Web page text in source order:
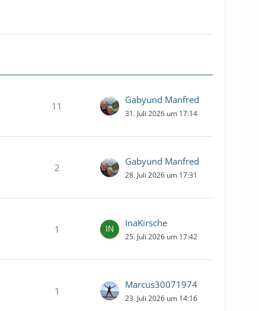
11
Gabyund Manfred
31. Juli 2026 um 17:14
2
Gabyund Manfred
28. Juli 2026 um 17:31
1
InaKirsche
25. Juli 2026 um 17:42
1
Marcus30071974
23. Juli 2026 um 14:16